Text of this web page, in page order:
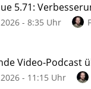
5.71:
- 8:35 Uhr
Video-Podcast
- 11:15 Uhr